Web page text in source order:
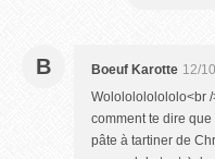
B Boeuf Karotte 12/
Wolololololololo<br /
comment te dire
pâte à tartiner de